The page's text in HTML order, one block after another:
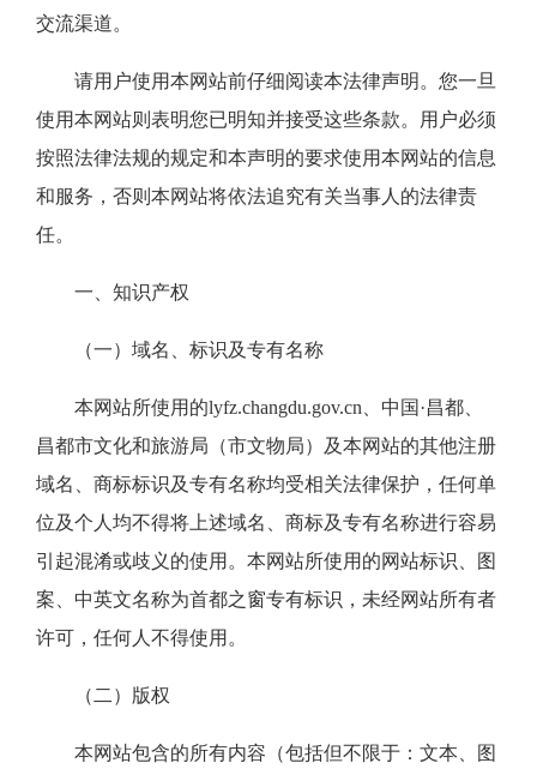
交流渠道。
请用户使用本网站前仔细阅读本法律声明。您一旦
使用本网站则表明您已明知并接受这些条款。用户必须
按照法律法规的规定和本声明的要求使用本网站的信息
和服务，否则本网站将依法追究有关当事人的法律责
任。
一、知识产权
（一）域名、标识及专有名称
本网站所使用的lyfz.changdu.gov.cn、中国·昌都、
昌都市文化和旅游局（市文物局）及本网站的其他注册
域名、商标标识及专有名称均受相关法律保护，任何单
位及个人均不得将上述域名、商标及专有名称进行容易
引起混淆或歧义的使用。本网站所使用的网站标识、图
案、中英文名称为首都之窗专有标识，未经网站所有者
许可，任何人不得使用。
（二）版权
本网站包含的所有内容（包括但不限于：文本、图